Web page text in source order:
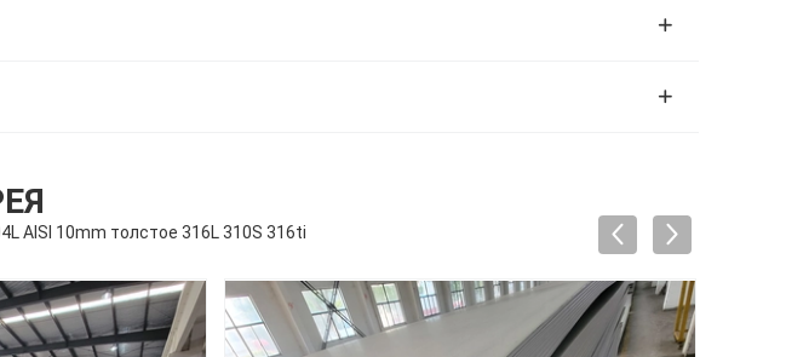
AISI 10mm толстое 316L 310S 316ti